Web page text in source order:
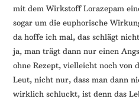
ein
Lächeln
//
mit dem Wirkstoff Lorazepam
sogar um die euphorische
da hoffe ich mal, das schlägt
ja, man trägt dann nur einen
ohne Rezept, vielleicht noch von
Leut, nicht nur, dass man dann
wirklich schluckt, ist denn das